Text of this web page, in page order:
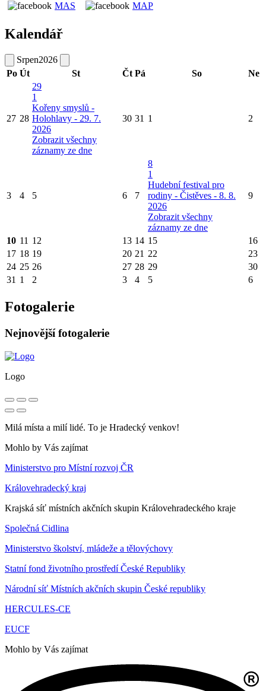
MAS MAP
Kalendář
Srpen2026
Po Út St Čt Pá So Ne
27 28
29
1
Kořeny smyslů -
Holohlavy - 29. 7.
2026
Zobrazit všechny
záznamy ze dne
30 31 1 2
3 4 5 6 7
8
1
Hudební festival pro
rodiny - Čistěves - 8. 8.
2026
Zobrazit všechny
záznamy ze dne
9
10 11 12 13 14 15
16
17 18 19 20 21 22
23
24 25 26 27 28 29
30
31 1 2 3 4 5 6
Fotogalerie
Nejnovější fotogalerie
Logo
Milá místa a milí lidé. To je Hradecký venkov!
Mohlo by Vás zajímat
Ministerstvo pro Místní rozvoj ČR
Královehradecký kraj
Krajská síť místních akčních skupin Královehradeckého kraje
Společná Cidlina
Ministerstvo školství, mládeže a tělovýchovy
Statní fond životního prostředí České Republiky
Národní síť Místních akčních skupin České republiky
HERCULES-CE
EUCF
Mohlo by Vás zajímat